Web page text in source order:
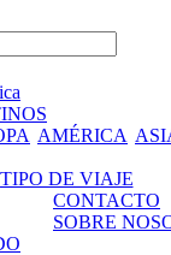
se comparte
AMÉRICA
TIPO DE VIAJE
CONTACTO
SOBRE